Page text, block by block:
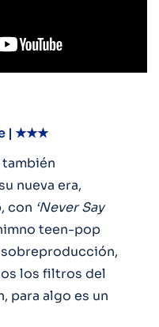
| ★★★
también
nueva era,
con ‘Never Say
teen-pop
los filtros del
para algo es un